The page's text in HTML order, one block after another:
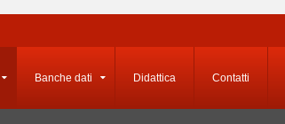
Banche dati Didattica Contatti